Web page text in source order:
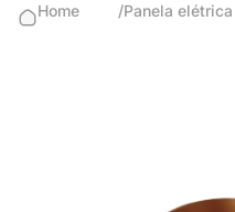
Home /Panela elétrica